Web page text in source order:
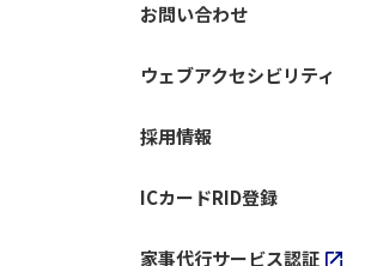
お問い合わせ
ウェブアクセシビリティ
採用情報
ICカードRID登録
家事代行サービス認証